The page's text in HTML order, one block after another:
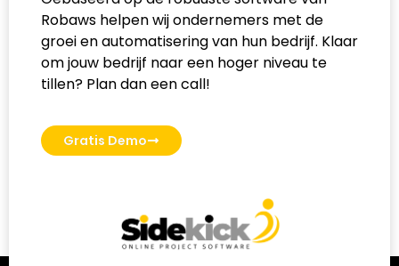
Robaws helpen wij ondernemers met de
groei en automatisering van hun bedrijf. Klaar
om jouw bedrijf naar een hoger niveau te
tillen? Plan dan een call!
Gratis Demo